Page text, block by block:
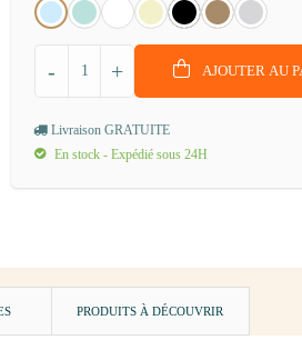
+
- AJOUTER AU
Livraison GRATUITE
En stock - Expédié sous 24H
PRODUITS À DÉCOUVRIR